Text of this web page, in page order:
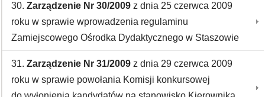
30. Zarządzenie Nr 30/2009 z dnia 25 czerwca 2009
roku w sprawie wprowadzenia regulaminu
Zamiejscowego Ośrodka Dydaktycznego w Staszowie
31. Zarządzenie Nr 31/2009 z dnia 29 czerwca 2009
roku w sprawie powołania Komisji konkursowej